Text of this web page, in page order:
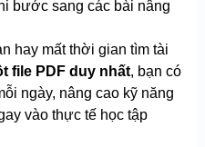
bước sang các bài nâng
hay mất thời gian tìm tài
file PDF duy nhất, bạn có
ngày, nâng cao kỹ năng
vào thực tế học tập